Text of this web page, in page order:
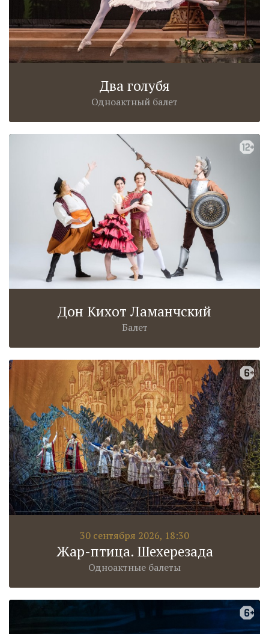
Два голубя
Одноактный балет
Дон Кихот Ламанчский
Балет
30 сентября 2026, 18:30
Жар-птица. Шехерезада
Одноактные балеты